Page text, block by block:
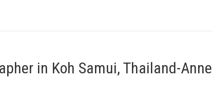
in Koh Samui, Thailand-Anne